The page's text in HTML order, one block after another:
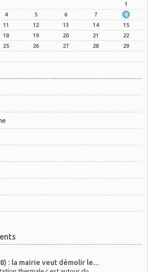
1
4 5 6 7
8
11 12 13 14
15
18 19 20 21
22
25 26 27 28
29
: la mairie veut démolir le...